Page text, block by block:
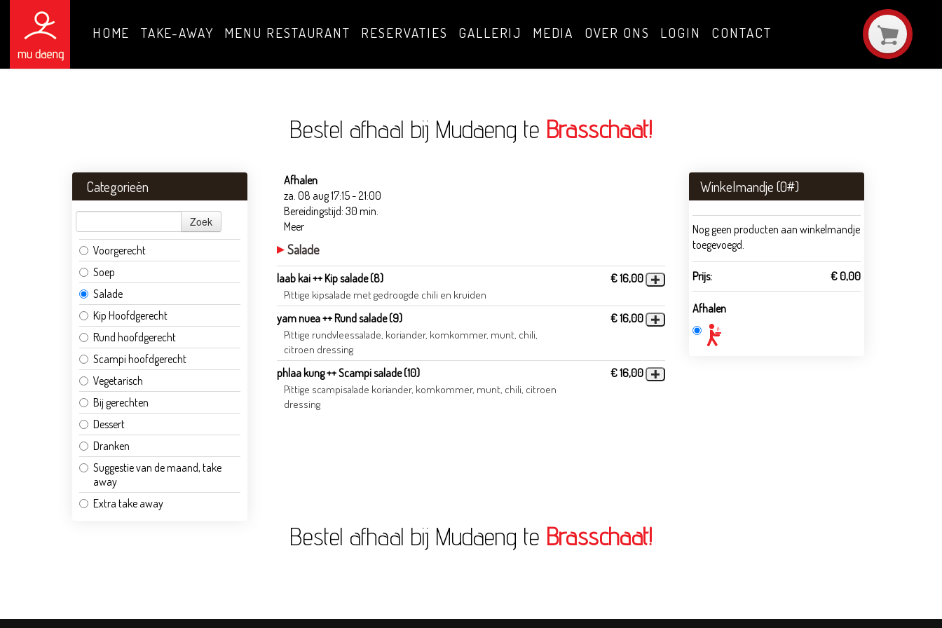
HOME TAKE-AWAY MENU RESTAURANT RESERVATIES GALLERIJ MEDIA OVER ONS LOGIN CONTACT
Bestel afhaal bij Mudaeng te Brasschaat!
Categorieën
Zoek
Voorgerecht
Soep
Salade
Kip Hoofdgerecht
Rund hoofdgerecht
Scampi hoofdgerecht
Vegetarisch
Bij gerechten
Dessert
Dranken
Suggestie van de maand, take
away
Extra take away
Afhalen
za. 08 aug17:15 - 21:00
Bereidingstijd: 30 min.
Meer
Salade
laab kai ++ Kip salade (8)
Pittige kipsalade met gedroogde chili en kruiden
€ 16,00
yam nuea ++ Rund salade (9)
Pittige rundvleessalade, koriander, komkommer, munt, chili,
citroen dressing
€ 16,00
phlaa kung ++ Scampi salade (10)
Pittige scampisalade koriander, komkommer, munt, chili, citroen
dressing
€ 16,00
Winkelmandje (0#)
Nog geen producten aan winkelmandje
toegevoegd.
Prijs: € 0,00
Afhalen
Bestel afhaal bij Mudaeng te Brasschaat!